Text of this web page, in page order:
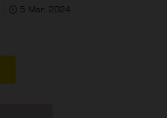
5 Mar, 2024